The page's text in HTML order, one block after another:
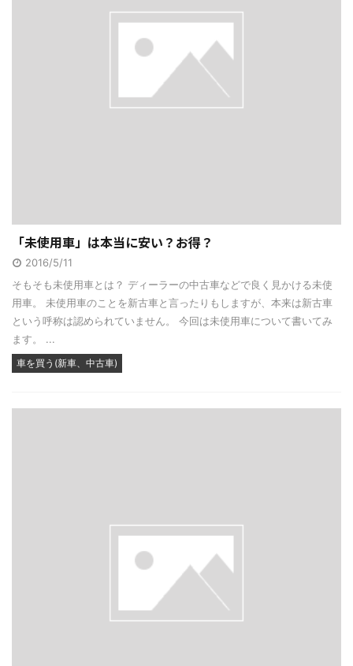
「未使用車」は本当に安い？お得？
2016/5/11
そもそも未使用車とは？ ディーラーの中古車などで良く見かける未使
用車。 未使用車のことを新古車と言ったりもしますが、本来は新古車
という呼称は認められていません。 今回は未使用車について書いてみ
ます。 ...
車を買う(新車、中古車)